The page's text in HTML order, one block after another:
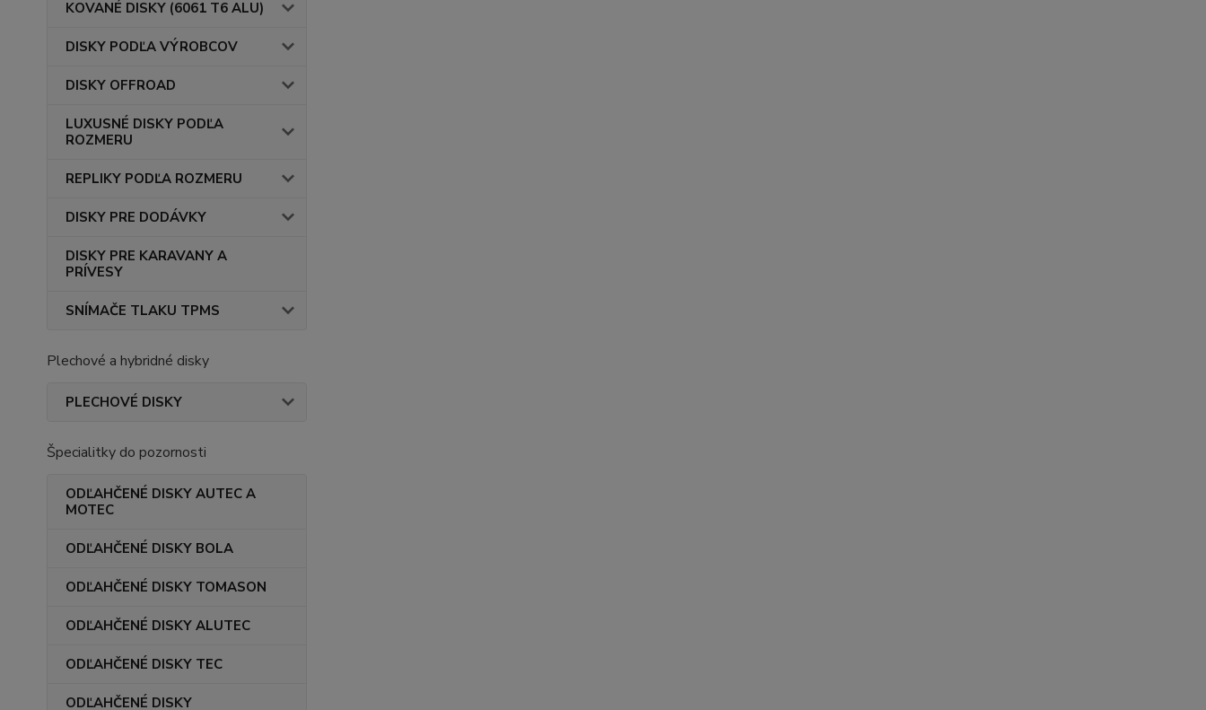
KOVANÉ DISKY (6061 T6 ALU)
DISKY PODĽA VÝROBCOV
DISKY OFFROAD
LUXUSNÉ DISKY PODĽA
ROZMERU
REPLIKY PODĽA ROZMERU
DISKY PRE DODÁVKY
DISKY PRE KARAVANY A
PRÍVESY
SNÍMAČE TLAKU TPMS
Plechové a hybridné disky
PLECHOVÉ DISKY
Špecialitky do pozornosti
ODĽAHČENÉ DISKY AUTEC A
MOTEC
ODĽAHČENÉ DISKY BOLA
ODĽAHČENÉ DISKY TOMASON
ODĽAHČENÉ DISKY ALUTEC
ODĽAHČENÉ DISKY TEC
ODĽAHČENÉ DISKY